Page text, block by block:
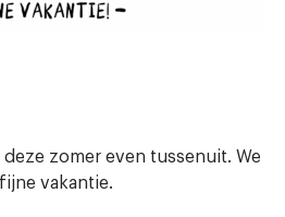
zomer even tussenuit. We
vakantie.